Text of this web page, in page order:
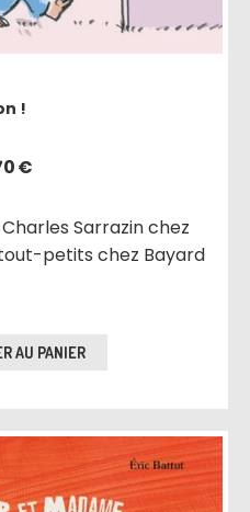
!
€
Sarrazin chez
petits chez Bayard
AU PANIER